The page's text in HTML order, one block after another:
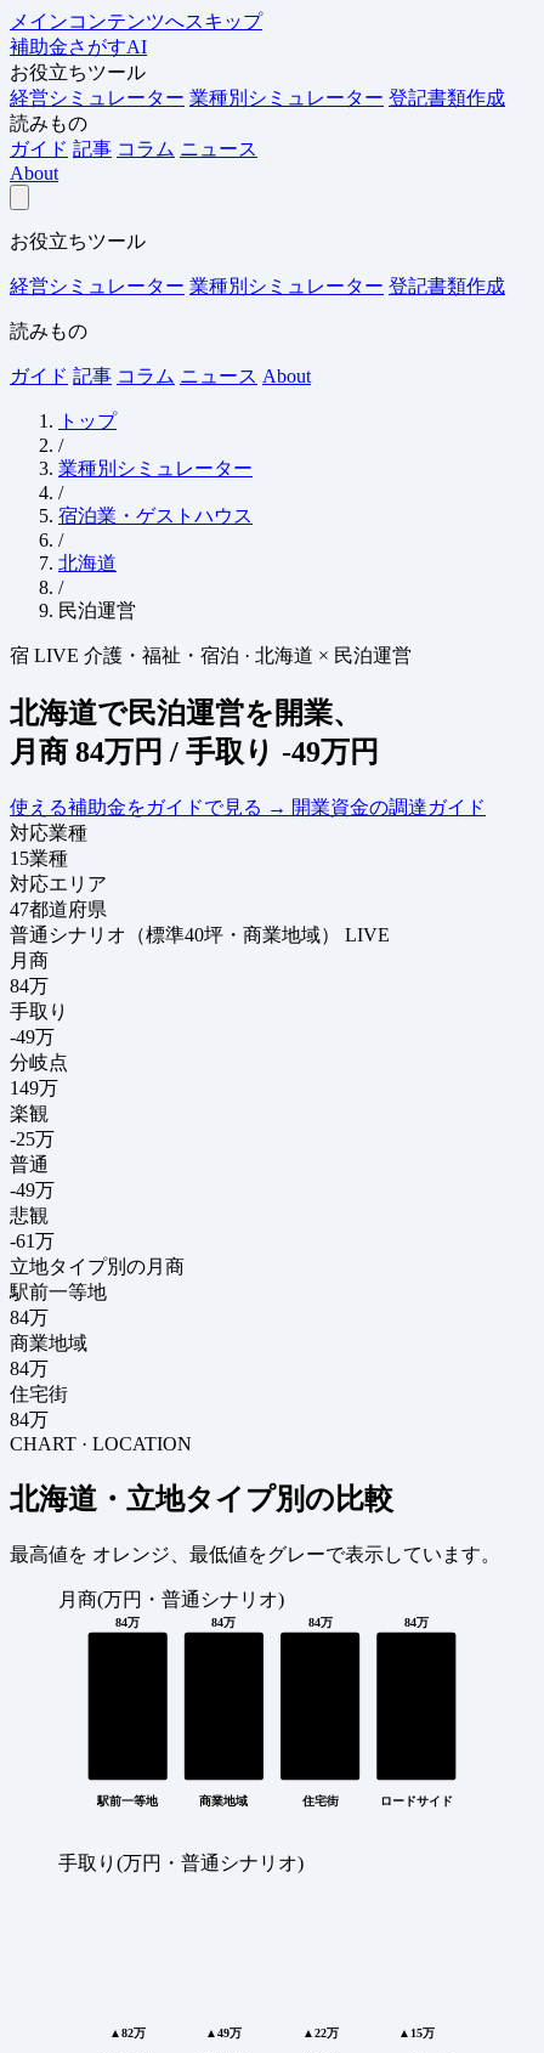
メインコンテンツへスキップ
補助金さがすAI
お役立ちツール
経営シミュレーター 業種別シミュレーター 登記書類作成
読みもの
ガイド 記事 コラム ニュース
About
お役立ちツール
経営シミュレーター 業種別シミュレーター 登記書類作成
読みもの
ガイド 記事 コラム ニュース About
トップ
/
業種別シミュレーター
/
宿泊業・ゲストハウス
/
北海道
/
民泊運営
宿 LIVE 介護・福祉・宿泊 · 北海道 × 民泊運営
北海道で民泊運営を開業、
月商 84万円 / 手取り -49万円
使える補助金をガイドで見る → 開業資金の調達ガイド
対応業種
15業種
対応エリア
47都道府県
普通シナリオ（標準40坪・商業地域）
LIVE
月商
84万
手取り
-49万
分岐点
149万
楽観
-25万
普通
-49万
悲観
-61万
立地タイプ別の月商
駅前一等地
84万
商業地域
84万
住宅街
84万
CHART · LOCATION
北海道・立地タイプ別の比較
最高値を オレンジ 、最低値をグレーで表示しています。
月商(万円・普通シナリオ)
84万
駅前一等地
84万
商業地域
84万
住宅街
84万
ロードサイド
手取り(万円・普通シナリオ)
▲82万 ▲49万 ▲22万 ▲15万